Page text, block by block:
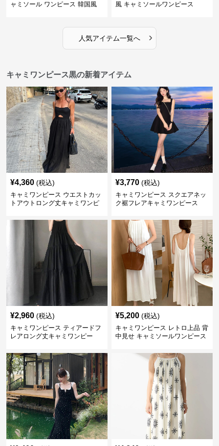
ャミソール ワンピース 韓国風
風 キャミソールワンピース
人気アイテム一覧へ ›
キャミワンピース黒の新着アイテム
¥4,360 (税込)
キャミワンピース ウエストカッ
トアウトロング丈キャミワンピ
¥3,770 (税込)
キャミワンピース スクエアネッ
ク裾フレアキャミワンピース
¥2,960 (税込)
キャミワンピース ティアードフ
レアロング丈キャミワンピー
¥5,200 (税込)
キャミワンピース レトロ上品 背
中見せ キャミソールワンピース